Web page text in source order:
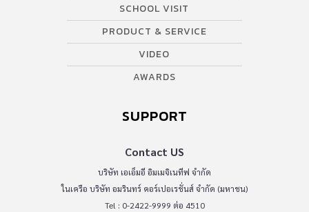
SCHOOL VISIT
PRODUCT & SERVICE
VIDEO
AWARDS
SUPPORT
Contact US
บริษัท เอเอ็มอี อิมเมจิเนทีฟ จำกัด
ในเครือ บริษัท อมรินทร์ คอร์เปอเรชั่นส์ จำกัด (มหาชน)
Tel : 0-2422-9999 ต่อ 4510